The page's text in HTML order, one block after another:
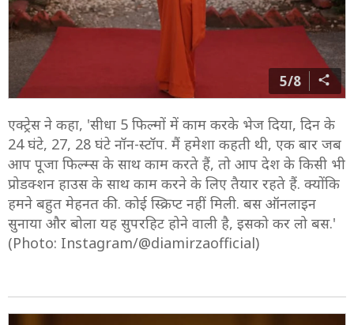
5/8
एक्ट्रेस ने कहा, 'सीधा 5 फिल्मों में काम करके भेज दिया, दिन के
24 घंटे, 27, 28 घंटे नॉन-स्टॉप. मैं हमेशा कहती थी, एक बार जब
आप पूजा फिल्म्स के साथ काम करते हैं, तो आप देश के किसी भी
प्रोडक्शन हाउस के साथ काम करने के लिए तैयार रहते हैं. क्योंकि
हमने बहुत मेहनत की. कोई स्क्रिप्ट नहीं मिली. बस ऑनलाइन
सुनाया और बोला यह सुपरहिट होने वाली है, इसको कर लो बस.'
(Photo: Instagram/@diamirzaofficial)